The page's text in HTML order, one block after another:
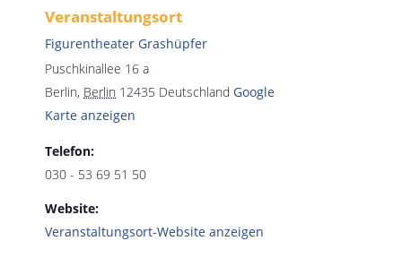
Veranstaltungsort
Figurentheater Grashüpfer
Puschkinallee 16 a
Berlin, Berlin 12435 Deutschland Google
Karte anzeigen
Telefon:
030 - 53 69 51 50
Website:
Veranstaltungsort-Website anzeigen